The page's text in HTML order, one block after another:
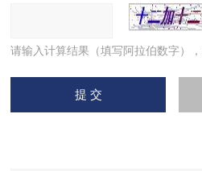
请输入计算结果（填写阿拉伯数字）